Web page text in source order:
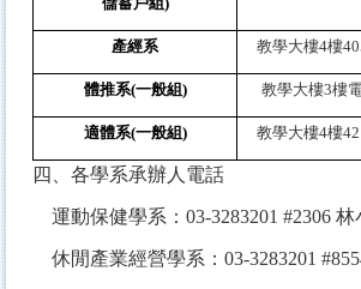
產經系 教學大樓4樓
體推系(一般組) 教學大樓3樓
適體系(一般組) 教學大樓4樓
四、各學系承辦人電話
運動保健學系：03-3283201 #2306 林
休閒產業經營學系：03-3283201